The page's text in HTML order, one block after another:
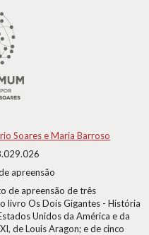
Soares e Maria Barroso
apreensão
de apreensão de três
livro Os Dois Gigantes - História
Unidos da América e da
XI, de Louis Aragon; e de cinco